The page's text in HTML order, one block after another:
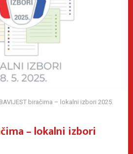
biračima – lokalni izbori 2025.
– lokalni izbori